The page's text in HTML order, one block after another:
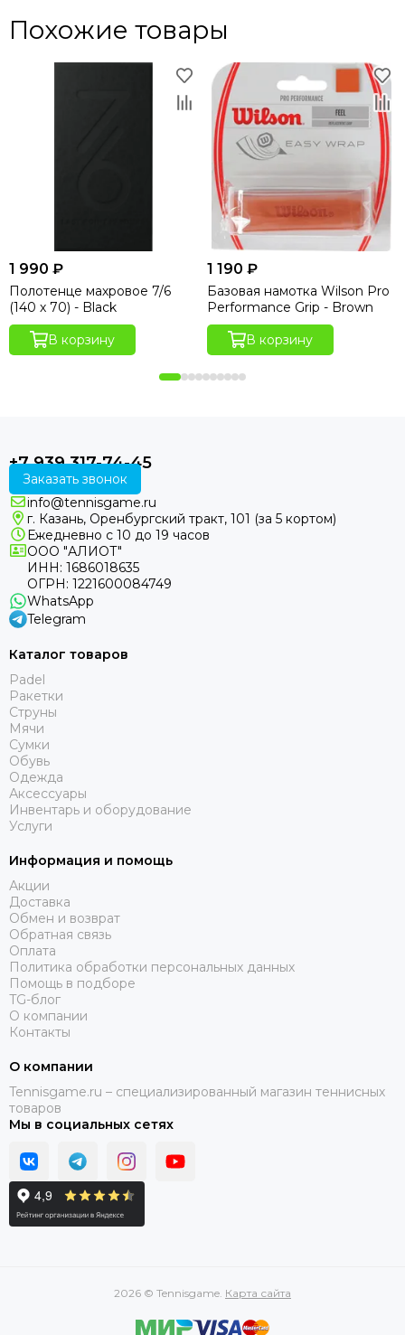
Похожие товары
1 990 ₽
Полотенце махровое 7/6
(140 х 70) - Black
В корзину
1 190 ₽
Базовая намотка Wilson Pro
Performance Grip - Brown
В корзину
+7 939 317-74-45
Заказать звонок
info@tennisgame.ru
г. Казань, Оренбургский тракт, 101 (за 5 кортом)
Ежедневно с 10 до 19 часов
ООО "АЛИОТ"
ИНН: 1686018635
ОГРН: 1221600084749
WhatsApp
Telegram
Каталог товаров
Padel
Ракетки
Струны
Мячи
Сумки
Обувь
Одежда
Аксессуары
Инвентарь и оборудование
Услуги
Информация и помощь
Акции
Доставка
Обмен и возврат
Обратная связь
Оплата
Политика обработки персональных данных
Помощь в подборе
TG-блог
О компании
Контакты
О компании
Tennisgame.ru – специализированный магазин теннисных
товаров
Мы в социальных сетях
2026 © Tennisgame. Карта сайта